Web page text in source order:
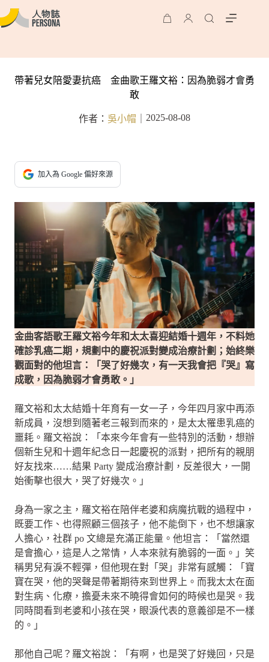
帶著兒女陪愛妻抗癌 金曲歌王羅文裕：因為脆弱才會勇
敢
作者： 吳小帽 2025-08-08
加入為 Google 偏好來源
金曲客語歌王羅文裕今年和太太喜迎結婚十週年，不料她
確診乳癌二期，規劃中的慶祝派對變成治療計劃；始終樂
觀面對的他坦言：「哭了好幾次，有一天我會把『哭』寫
成歌，因為脆弱才會勇敢。」
羅文裕和太太結婚十年育有一女一子，今年四月家中再添
新成員，沒想到隨著老三報到而來的，是太太罹患乳癌的
噩耗。羅文裕說：「本來今年會有一些特別的活動，想辦
個新生兒和十週年紀念日一起慶祝的派對，把所有的親朋
好友找來……結果 Party 變成治療計劃，反差很大，一開
始衝擊也很大，哭了好幾次。」
身為一家之主，羅文裕在陪伴老婆和病魔抗戰的過程中，
既要工作、也得照顧三個孩子，他不能倒下，也不想讓家
人擔心，社群 po 文總是充滿正能量。他坦言：「當然還
是會擔心，這是人之常情，人本來就有脆弱的一面。」笑
稱男兒有淚不輕彈，但他現在對「哭」非常有感觸：「寶
寶在哭，他的哭聲是帶著期待來到世界上。而我太太在面
對生病、化療，擔憂未來不曉得會如何的時候也是哭。我
同時間看到老婆和小孩在哭，眼淚代表的意義卻是不一樣
的。」
那他自己呢？羅文裕說：「有啊，也是哭了好幾回，只是